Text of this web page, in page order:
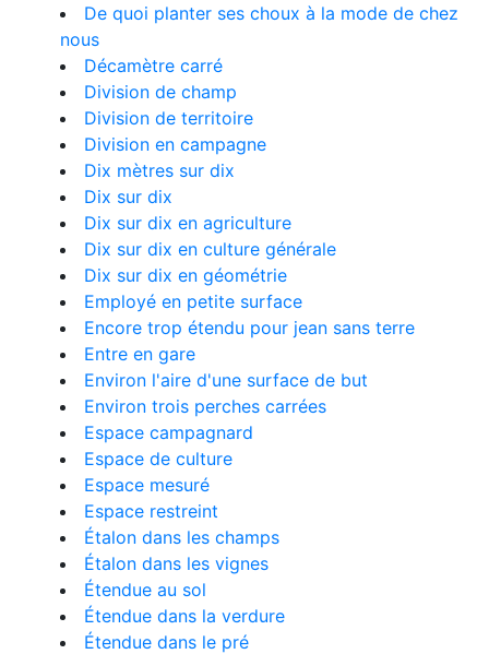
De quoi planter ses choux à la mode de chez
nous
Décamètre carré
Division de champ
Division de territoire
Division en campagne
Dix mètres sur dix
Dix sur dix
Dix sur dix en agriculture
Dix sur dix en culture générale
Dix sur dix en géométrie
Employé en petite surface
Encore trop étendu pour jean sans terre
Entre en gare
Environ l'aire d'une surface de but
Environ trois perches carrées
Espace campagnard
Espace de culture
Espace mesuré
Espace restreint
Étalon dans les champs
Étalon dans les vignes
Étendue au sol
Étendue dans la verdure
Étendue dans le pré